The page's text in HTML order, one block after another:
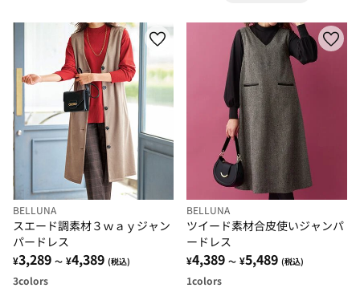
BELLUNA
スエード調素材３ｗａｙジャン
パードレス
¥3,289 ～ ¥4,389 (税込)
3colors
BELLUNA
ツイード素材合皮使いジャンパ
ードレス
¥4,389 ～ ¥5,489 (税込)
1colors